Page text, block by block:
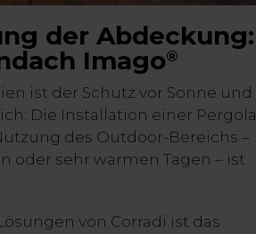
der Abdeckung:
Imago®
ist der Schutz vor Sonne und
Die Installation einer Pergola
des Outdoor-Bereichs –
oder sehr warmen Tagen – ist
von Corradi ist das